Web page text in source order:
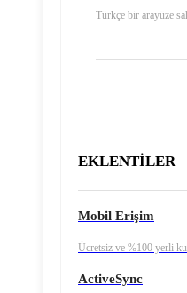
Türkçe bir arayüze
EKLENTİLER
Mobil Erişim
Ücretsiz ve %100 yerli
ActiveSync